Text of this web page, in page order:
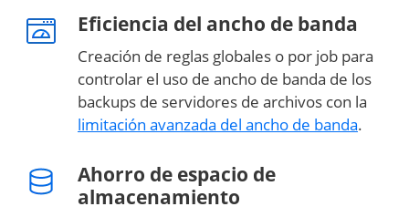
Eficiencia del ancho de banda
Creación de reglas globales o por job para
controlar el uso de ancho de banda de los
backups de servidores de archivos con la
limitación avanzada del ancho de banda.
Ahorro de espacio de
almacenamiento